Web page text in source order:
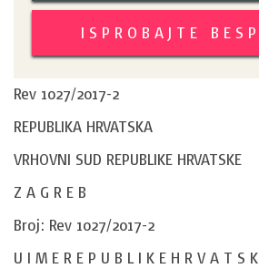
ISPROBAJTE
Rev 1027/2017-2
REPUBLIKA HRVATSKA
VRHOVNI SUD REPUBLIKE HRVATSKE
Z A G R E B
Broj: Rev 1027/2017-2
U I M E R E P U B L I K E H R V A T S